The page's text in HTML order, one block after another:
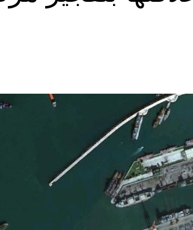
على أن الضغوط يجب أن تتوجه إلى حماس،
جمال زقوت في حديث لـ”سكاي نيوز
تجني على الموقف الفلسطيني.
والمنطقة للخطر.
وقالت إنها وافقت على تصورات يوليو.